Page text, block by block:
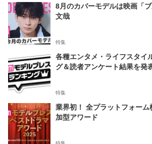
8月のカバーモデルは映画「
文哉
特集
各種エンタメ・ライフスタイ
グ＆読者アンケート結果を発
特集
業界初！ 全プラットフォー
加型アワード